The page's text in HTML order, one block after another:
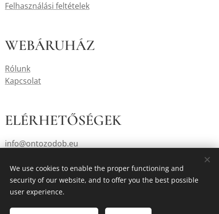
Felhasználási feltételek
WEBÁRUHÁZ
Rólunk
Kapcsolat
ELÉRHETŐSÉGEK
info@ontozodob.eu
+36/30-2581836
Languages
We use cookies to enable the proper functioning and
security of our website, and to offer you the best possible
user experience.